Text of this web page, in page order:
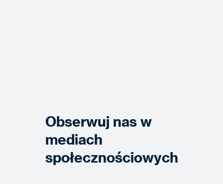
Obserwuj nas w
mediach
społecznościowych